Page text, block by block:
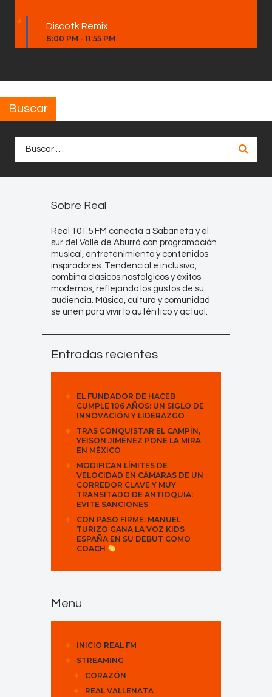
Discotk Remix
8:00 PM - 11:55 PM
Buscar
Sobre Real
Real 101.5 FM conecta a Sabaneta y el
sur del Valle de Aburrá con programación
musical, entretenimiento y contenidos
inspiradores. Tendencial e inclusiva,
combina clásicos nostálgicos y éxitos
modernos, reflejando los gustos de su
audiencia. Música, cultura y comunidad
se unen para vivir lo auténtico y actual.
Entradas recientes
EL FUNDADOR DE HACEB
CUMPLE 106 AÑOS: UN SIGLO DE
INNOVACIÓN Y LIDERAZGO
TRAS CONQUISTAR EL CAMPÍN,
YEISON JIMÉNEZ PONE LA MIRA
EN MÉXICO
MODIFICAN LÍMITES DE
VELOCIDAD EN CÁMARAS DE UN
CORREDOR CLAVE Y MUY
TRANSITADO DE ANTIOQUIA:
EVITE SANCIONES
CON PASO FIRME: MANUEL
TURIZO GANA LA VOZ KIDS
ESPAÑA EN SU DEBUT COMO
COACH
Menu
INICIO REAL FM
STREAMING
CORAZÓN
REAL VALLENATA